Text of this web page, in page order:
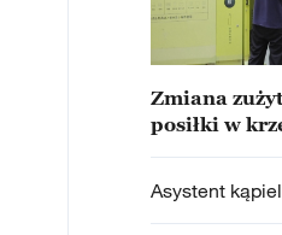
Zmiana
posiłki w
Asystent